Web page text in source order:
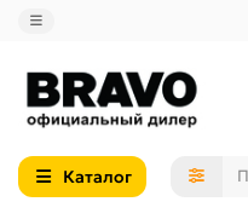
Каталог